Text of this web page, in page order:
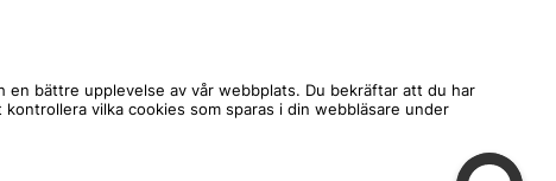
bättre upplevelse av vår webbplats. Du bekräftar att du har
vilka cookies som sparas i din webbläsare under